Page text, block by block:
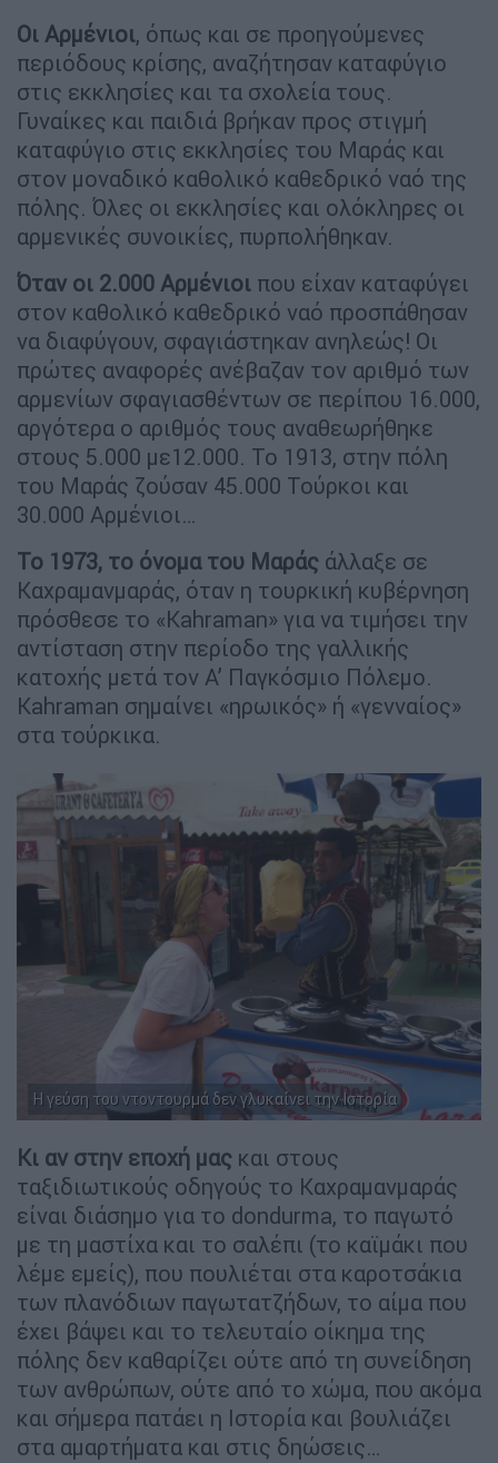
Οι Αρμένιοι, όπως και σε προηγούμενες
περιόδους κρίσης, αναζήτησαν καταφύγιο
στις εκκλησίες και τα σχολεία τους.
Γυναίκες και παιδιά βρήκαν προς στιγμή
καταφύγιο στις εκκλησίες του Μαράς και
στον μοναδικό καθολικό καθεδρικό ναό της
πόλης. Όλες οι εκκλησίες και ολόκληρες οι
αρμενικές συνοικίες, πυρπολήθηκαν.
Όταν οι 2.000 Αρμένιοι που είχαν καταφύγει
στον καθολικό καθεδρικό ναό προσπάθησαν
να διαφύγουν, σφαγιάστηκαν ανηλεώς! Οι
πρώτες αναφορές ανέβαζαν τον αριθμό των
αρμενίων σφαγιασθέντων σε περίπου 16.000,
αργότερα ο αριθμός τους αναθεωρήθηκε
στους 5.000 με12.000. Το 1913, στην πόλη
του Μαράς ζούσαν 45.000 Τούρκοι και
30.000 Αρμένιοι…
Το 1973, το όνομα του Μαράς άλλαξε σε
Καχραμανμαράς, όταν η τουρκική κυβέρνηση
πρόσθεσε το «Kahraman» για να τιμήσει την
αντίσταση στην περίοδο της γαλλικής
κατοχής μετά τον Α’ Παγκόσμιο Πόλεμο.
Kahraman σημαίνει «ηρωικός» ή «γενναίος»
στα τούρκικα.
Η γεύση του ντοντουρμά δεν γλυκαίνει την Ιστορία
Κι αν στην εποχή μας και στους
ταξιδιωτικούς οδηγούς το Καχραμανμαράς
είναι διάσημο για το dondurma, το παγωτό
με τη μαστίχα και το σαλέπι (το καϊμάκι που
λέμε εμείς), που πουλιέται στα καροτσάκια
των πλανόδιων παγωτατζήδων, το αίμα που
έχει βάψει και το τελευταίο οίκημα της
πόλης δεν καθαρίζει ούτε από τη συνείδηση
των ανθρώπων, ούτε από το χώμα, που ακόμα
και σήμερα πατάει η Ιστορία και βουλιάζει
στα αμαρτήματα και στις δηώσεις…